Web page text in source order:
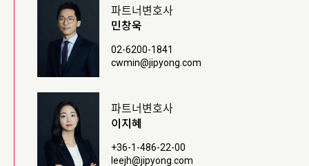
파트너변호사
민창욱
02-6200-1841
cwmin@jipyong.com
파트너변호사
이지혜
+36-1-486-22-00
leejh@jipyong.com